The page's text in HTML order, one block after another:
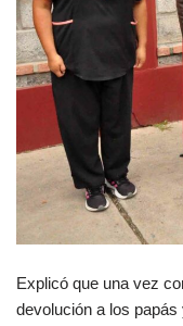
Explicó que una vez
devolución a los